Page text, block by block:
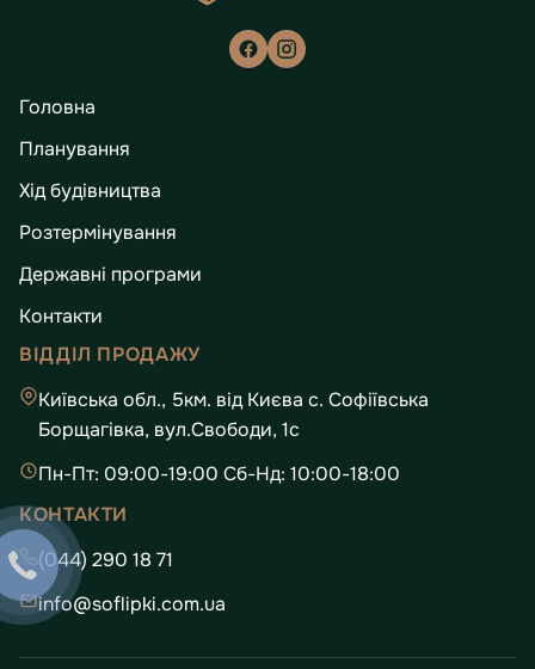
Головна
Планування
Хід будівництва
Розтермінування
Державні програми
Контакти
ВІДДІЛ ПРОДАЖУ
Київська обл., 5км. від Києва с. Софіївська
Борщагівка, вул.Свободи, 1с
Пн-Пт: 09:00-19:00 Сб-Нд: 10:00-18:00
КОНТАКТИ
(044) 290 18 71
info@soflipki.com.ua